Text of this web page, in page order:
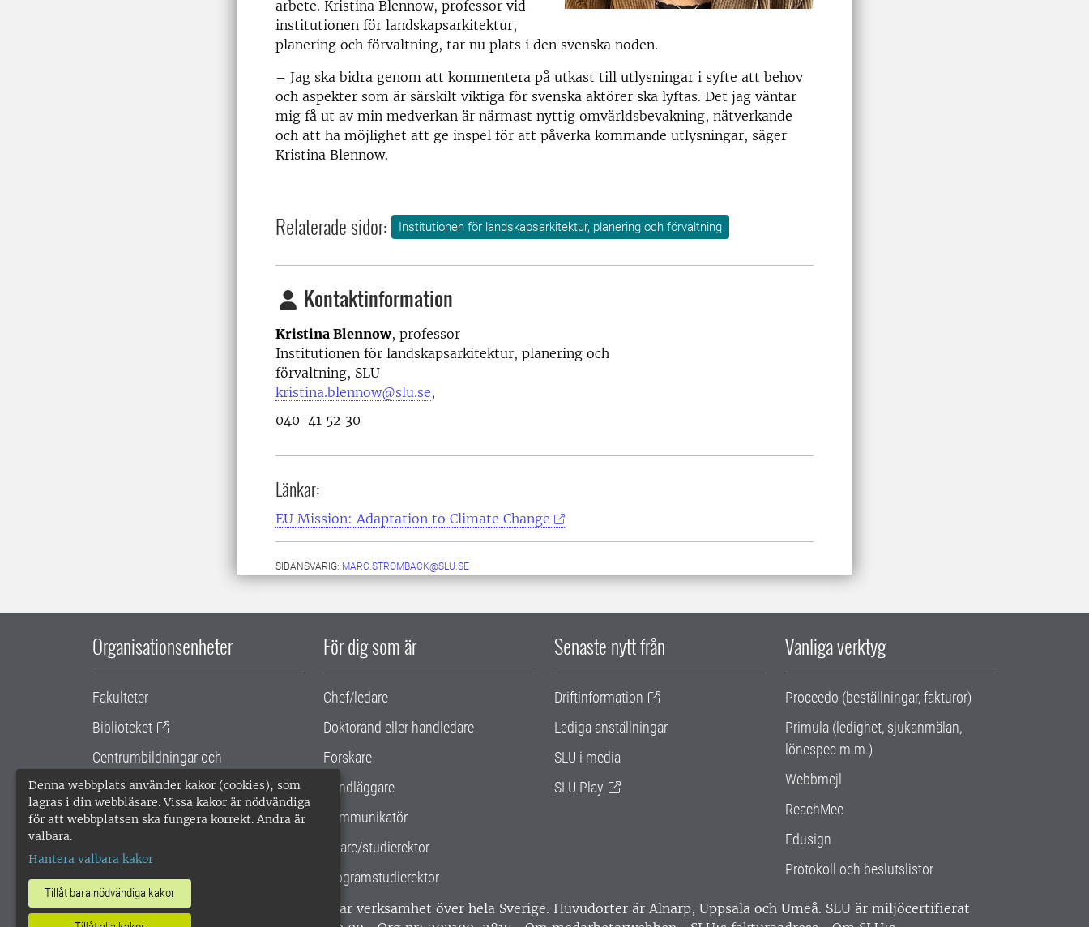
Denna webbplats använder kakor (cookies), som
lagras i din webbläsare. Vissa kakor är nödvändiga
för att webbplatsen ska fungera korrekt. Andra är
valbara.
Hantera valbara kakor
Tillåt bara nödvändiga kakor
arbete. Kristina Blennow, professor vid
institutionen för landskapsarkitektur,
planering och förvaltning, tar nu plats i den svenska noden.
– Jag ska bidra genom att kommentera på utkast till utlysningar i syfte att behov
och aspekter som är särskilt viktiga för svenska aktörer ska lyftas. Det jag väntar
mig få ut av min medverkan är närmast nyttig omvärldsbevakning, nätverkande
och att ha möjlighet att ge inspel för att påverka kommande utlysningar, säger
Kristina Blennow.
Relaterade sidor: Institutionen för landskapsarkitektur, planering och förvaltning
Kontaktinformation
Kristina Blennow, professor
Institutionen för landskapsarkitektur, planering och
förvaltning, SLU
kristina.blennow@slu.se,
040-41 52 30
Länkar:
EU Mission: Adaptation to Climate Change
SIDANSVARIG: MARC.STROMBACK@SLU.SE
Organisationsenheter
Fakulteter
Biblioteket
Centrumbildningar och
samarbetsprojekt
Gemensamma verksamhetsstödet
För dig som är
Chef/ledare
Doktorand eller handledare
Forskare
Handläggare
Kommunikatör
Lärare/studierektor
Programstudierektor
Senaste nytt från
Driftinformation
Lediga anställningar
SLU i media
SLU Play
Vanliga verktyg
Proceedo (beställningar, fakturor)
Primula (ledighet, sjukanmälan,
lönespec m.m.)
Webbmejl
ReachMee
Edusign
Protokoll och beslutslistor
SLU, Sveriges lantbruksuniversitet, har verksamhet över hela Sverige. Huvudorter är Alnarp, Uppsala och Umeå. SLU är miljöcertifierat